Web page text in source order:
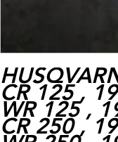
CR 125 ,
WR 125 ,
CR 250 ,